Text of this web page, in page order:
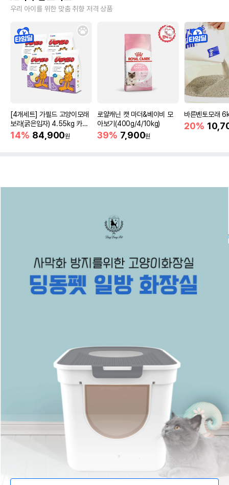
우리 아이를 위한 맞춤 취향 저격 상품
[4개세트] 가필드 고양이모래
보라(굵은입자) 4.55kg 카사
바모래
14% 84,900원
로얄캐닌 캣 마더&베이비 모
아보기(400g/4/10kg)
39% 7,900원
바른벤토모래
20%